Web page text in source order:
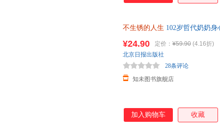
不生锈的人生 102岁哲代奶奶
¥24.90 定价： ¥59.90 (4.16折)
知未图书旗舰店
28条评论
北京日报出版社
加入购物车 收藏